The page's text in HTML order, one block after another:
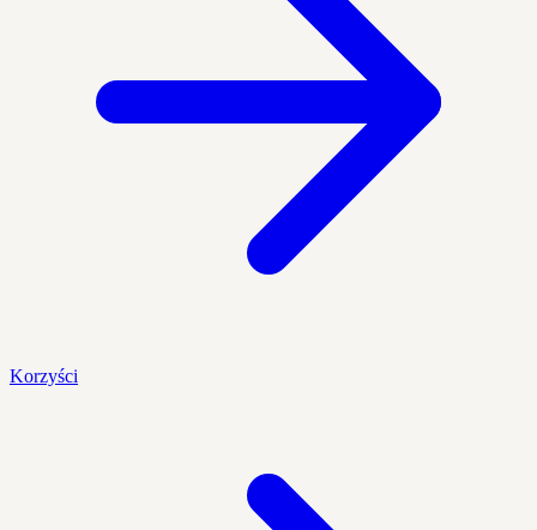
Korzyści